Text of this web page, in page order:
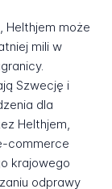
Helthjem może
mili w
Szwecję i
dla
Helthjem,
commerce
krajowego
odprawy